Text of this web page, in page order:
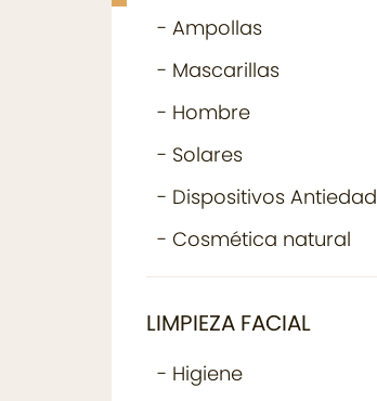
- Ampollas
- Mascarillas
- Hombre
- Solares
- Dispositivos Antiedad
- Cosmética natural
LIMPIEZA FACIAL
- Higiene